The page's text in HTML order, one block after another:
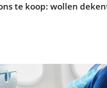
te koop: wollen